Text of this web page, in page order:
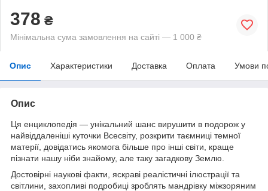
378 ₴
Мінімальна сума замовлення на сайті — 1 000 ₴
Опис Характеристики Доставка Оплата Умови
Опис
Ця енциклопедія — унікальний шанс вирушити в подорож у
найвіддаленіші куточки Всесвіту, розкрити таємниці темної
матерії, довідатись якомога більше про інші світи, краще
пізнати нашу ніби знайому, але таку загадкову Землю.
Достовірні наукові факти, яскраві реалістичні ілюстрації та
світлини, захопливі подробиці зроблять мандрівку міжзоряним